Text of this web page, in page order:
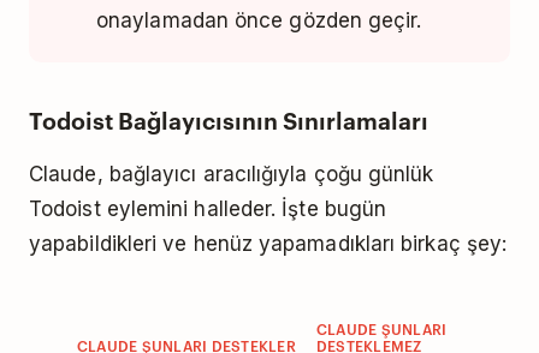
onaylamadan önce gözden geçir.
Todoist Bağlayıcısının Sınırlamaları
Claude, bağlayıcı aracılığıyla çoğu günlük
Todoist eylemini halleder. İşte bugün
yapabildikleri ve henüz yapamadıkları birkaç şey:
CLAUDE ŞUNLARI DESTEKLER
CLAUDE ŞUNLARI
DESTEKLEMEZ